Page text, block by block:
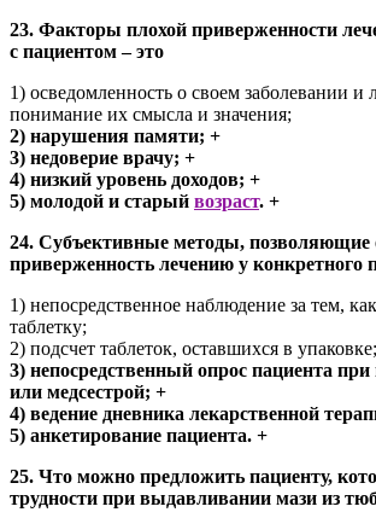
23. Факторы плохой приверженности
с пациентом – это
1) осведомленность о своем заболевании и
понимание их смысла и значения;
2) нарушения памяти; +
3) недоверие врачу; +
4) низкий уровень доходов; +
5) молодой и старый возраст. +
24. Субъективные методы, позволяющие
приверженность лечению у конкретного
1) непосредственное наблюдение за тем,
таблетку;
2) подсчет таблеток, оставшихся в упаковке;
3) непосредственный опрос пациента при
или медсестрой; +
4) ведение дневника лекарственной
5) анкетирование пациента. +
25. Что можно предложить пациенту,
трудности при выдавливании мази из